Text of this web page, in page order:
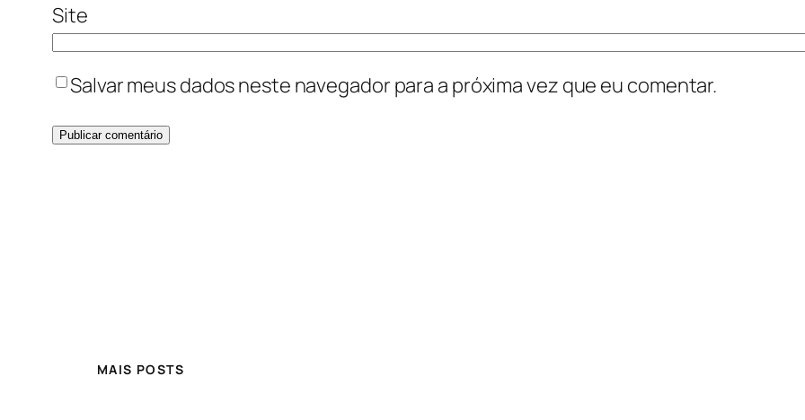
Site
Salvar meus dados neste navegador para a próxima vez que eu comentar.
MAIS POSTS